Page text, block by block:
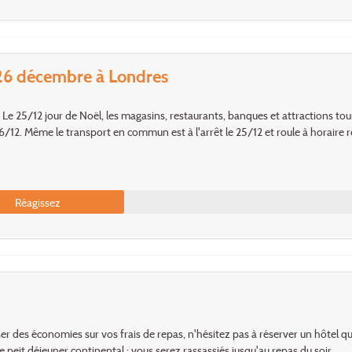
décembre à Londres
25/12 jour de Noël, les magasins, restaurants, banques et attractions
12. Même le transport en commun est à l'arrêt le 25/12 et roule à horaire
Réagissez
des économies sur vos frais de repas, n'hésitez pas à réserver un hôtel